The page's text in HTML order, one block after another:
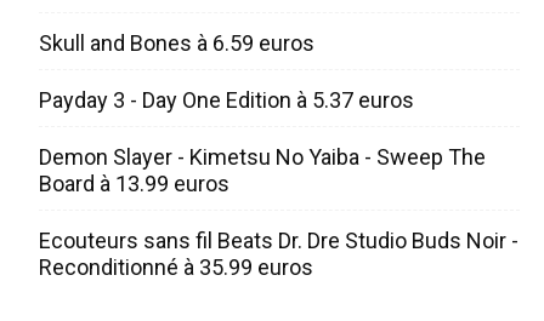
Skull and Bones à 6.59 euros
Payday 3 - Day One Edition à 5.37 euros
Demon Slayer - Kimetsu No Yaiba - Sweep The
Board à 13.99 euros
Ecouteurs sans fil Beats Dr. Dre Studio Buds Noir -
Reconditionné à 35.99 euros